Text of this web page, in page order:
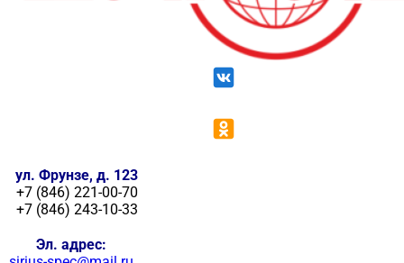
ул. Фрунзе, д. 123
+7 (846) 221-00-70
+7 (846) 243-10-33
Эл. адрес: